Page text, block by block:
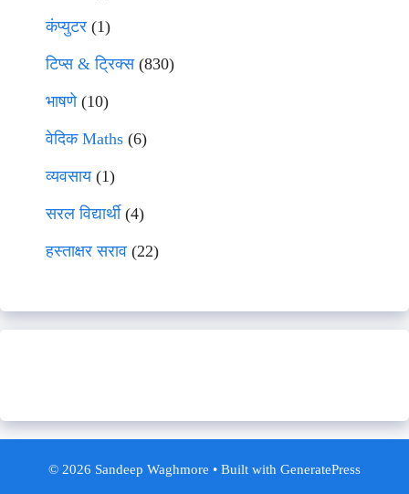
कंप्युटर (1)
टिप्स & ट्रिक्स(830)
भाषणे(10)
वेदिक Maths (6)
व्यवसाय(1)
सरल विद्यार्थी(4)
हस्ताक्षर सराव (22)
© 2026 Sandeep Waghmore • Built with GeneratePress